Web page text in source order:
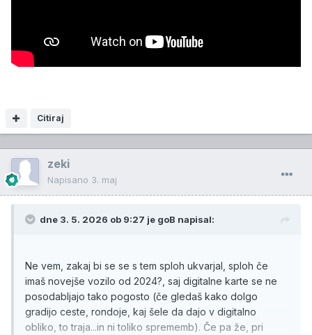
Citiraj
zeki
Napisano 3. maj
dne 3. 5. 2026 ob 9:27 je goB napisal:
Ne vem, zakaj bi se se s tem sploh ukvarjal, sploh če
imaš novejše vozilo od 2024?, saj digitalne karte se ne
posodabljajo tako pogosto (če gledaš kako dolgo
gradijo ceste, rondoje, kaj šele da dajo v digitalno
obliko, to traja...in ni toliko sprememb). Če pa že, pri